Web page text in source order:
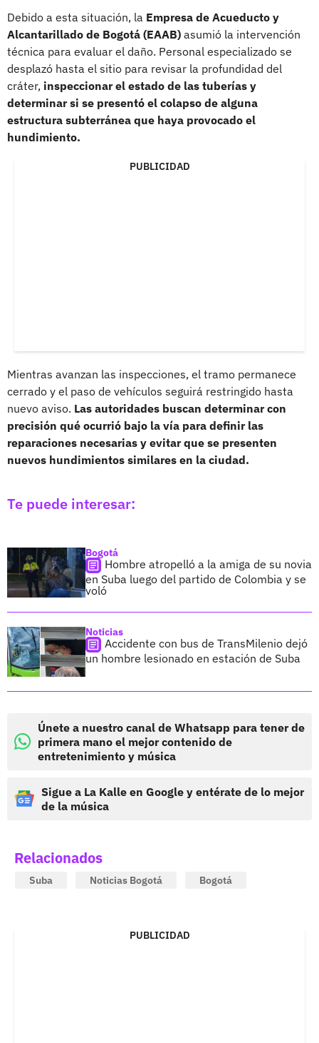
Debido a esta situación, la Empresa de Acueducto y
Alcantarillado de Bogotá (EAAB) asumió la intervención
técnica para evaluar el daño. Personal especializado se
desplazó hasta el sitio para revisar la profundidad del
cráter, inspeccionar el estado de las tuberías y
determinar si se presentó el colapso de alguna
estructura subterránea que haya provocado el
hundimiento.
PUBLICIDAD
Mientras avanzan las inspecciones, el tramo permanece
cerrado y el paso de vehículos seguirá restringido hasta
nuevo aviso. Las autoridades buscan determinar con
precisión qué ocurrió bajo la vía para definir las
reparaciones necesarias y evitar que se presenten
nuevos hundimientos similares en la ciudad.
Te puede interesar:
Bogotá
Hombre atropelló a la amiga de su novia
en Suba luego del partido de Colombia y se
voló
Noticias
Accidente con bus de TransMilenio dejó
un hombre lesionado en estación de Suba
Únete a nuestro canal de Whatsapp para tener de
primera mano el mejor contenido de
entretenimiento y música
Sigue a La Kalle en Google y entérate de lo mejor
de la música
Relacionados
Suba Noticias Bogotá Bogotá
PUBLICIDAD